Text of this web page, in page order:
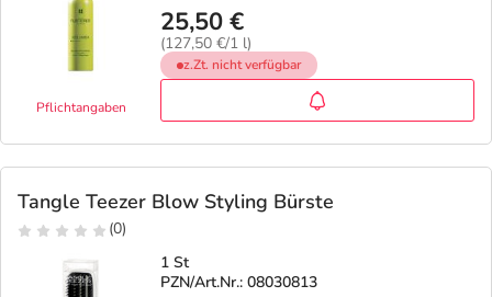
Pflichtangaben
25,50 €
(127,50 €/1 l)
z.Zt. nicht verfügbar
Tangle Teezer Blow Styling Bürste
(0)
1 St
PZN/Art.Nr.: 08030813